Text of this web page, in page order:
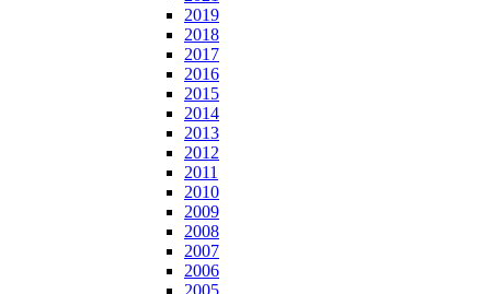
2019
2018
2017
2016
2015
2014
2013
2012
2011
2010
2009
2008
2007
2006